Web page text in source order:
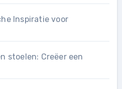
Inspiratie voor
stoelen: Creëer een